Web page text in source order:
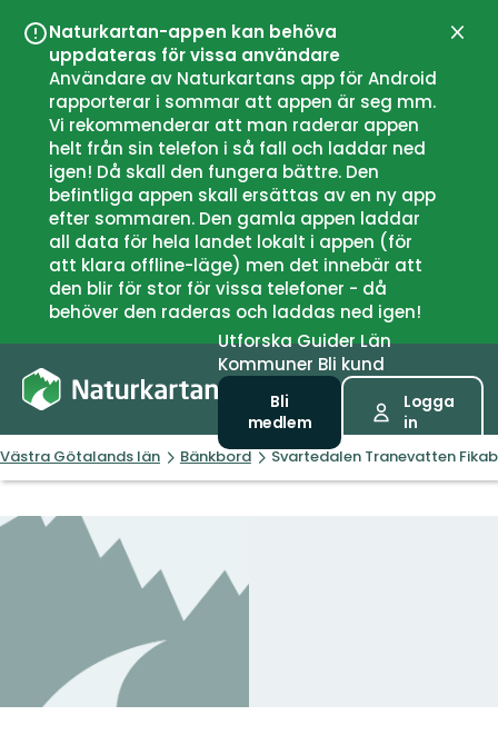
Naturkartan-appen kan behöva
uppdateras för vissa användare
Användare av Naturkartans app för Android
rapporterar i sommar att appen är seg mm.
Vi rekommenderar att man raderar appen
helt från sin telefon i så fall och laddar ned
igen! Då skall den fungera bättre. Den
befintliga appen skall ersättas av en ny app
efter sommaren. Den gamla appen laddar
all data för hela landet lokalt i appen (för
att klara offline-läge) men det innebär att
den blir för stor för vissa telefoner - då
behöver den raderas och laddas ned igen!
UtforskaGuiderLän
Kommuner Bli kund
Bli
medlem
Logga
in
Västra Götalands län Bänkbord Svartedalen Tranevatten